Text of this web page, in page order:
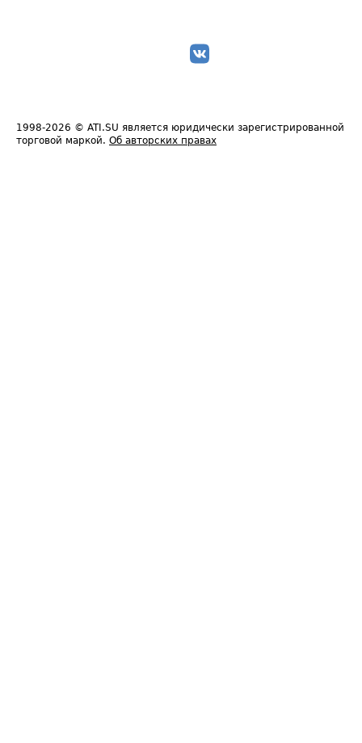
1998-2026 © ATI.SU является юридически зарегистрированной
торговой маркой. Об авторских правах